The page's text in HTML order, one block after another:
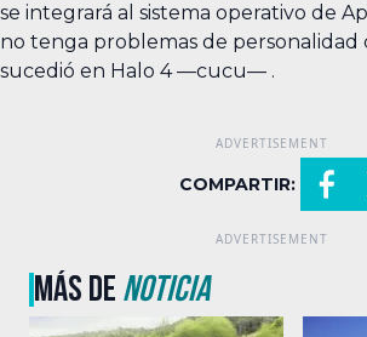
se integrará al sistema operativo de
no tenga problemas de personalidad
sucedió en Halo 4 —cucu— .
COMPARTIR:
MÁS DENOTICIA